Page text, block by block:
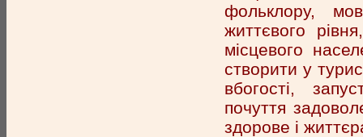
фольклору,
життєвого
місцевого
створити у
вбогості,
почуття
здорове і